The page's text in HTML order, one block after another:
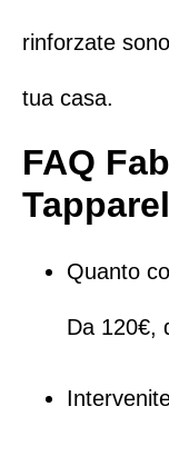
rinforzate
tua casa.
FAQ
Quanto
Da 120€,